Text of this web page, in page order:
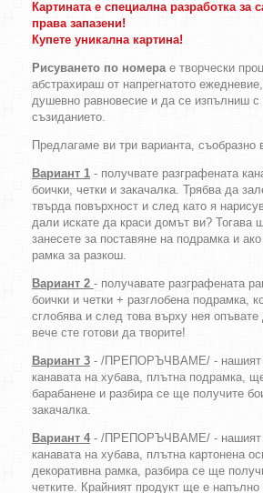
Картината е специална разработка за
права запазени!
Купете уникална картина!
Рисуването по номерае творчески
абстрахираш от напрегнатото
душевно равновесие и да се изпълниш с
съзиданието.
Предлагаме ви три варианта, съобразно
Вариант 1 - получвате разграфената
боички, четки и закачалка. Трябва да
твърда повърхност и след като я
дали искате да краси домът ви? Тогава
занесете за поставяне на подрамка и
рамка за разкош.
Вариант 2 - получавате разграфената
боички и четки + разглобена подрамка,
сглобява и след това върху нея
вече сте готови да творите!
Вариант 3 - /ПРЕПОРЪЧВАМЕ/ - нашият
канавата на хубава, плътна подрамка,
барабанене и разбира се ще получите
закачалка.
Вариант 4 - /ПРЕПОРЪЧВАМЕ/ - нашият
канавата на хубава, плътна картонена
декоративна рамка, разбира се ще
четките. Крайният продукт ще е